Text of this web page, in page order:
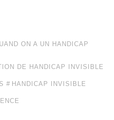
ON A UN HANDICAP
DE HANDICAP INVISIBLE
HANDICAP INVISIBLE